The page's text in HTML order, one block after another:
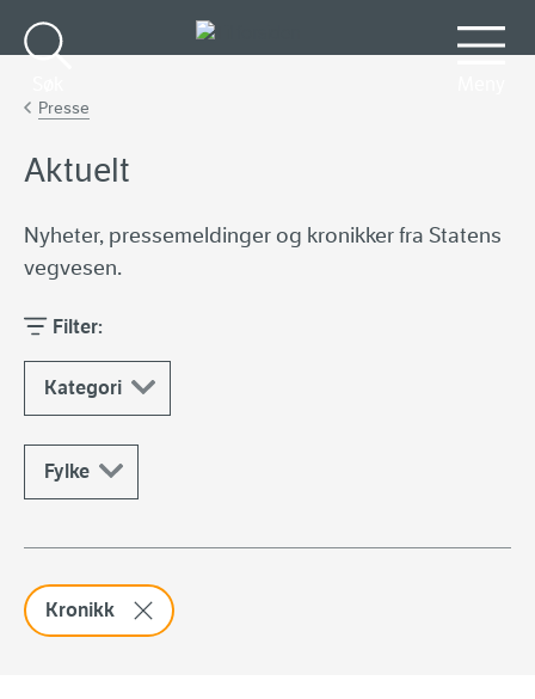
Presse
Aktuelt
Nyheter, pressemeldinger og kronikker fra Statens
vegvesen.
Filter:
Kategori
Fylke
Fjern filter:
Kronikk